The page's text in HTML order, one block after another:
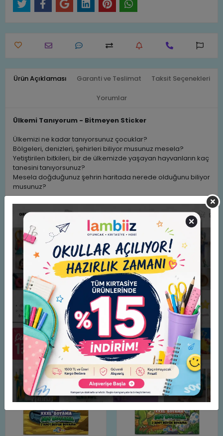
Ürün Açıklaması Garanti ve Teslimat Taksit Seçenekleri
Yorumlar
Ülkemi Tanıyorum - Bitmeyen Sticker
Ülkemizi ne kadar tanıyorsunuz çocuklar?
Bölgeleri, denizleri, şehirleri biliyor musunuz mesela?
Yetiştirilen bitkileri, bir de ülkemizde yaşayan hayvanların kaç
tanesini tanıyorsunuz?
Mesela doğduğunuz şehrin haritada nerede olduğunu biliyor
musunuz?
Dahası da var bu kitapta, Nasreddin Hoca, Hacivat Karagöz.
Hatta yunuslar, tilkiler, kediler bile var. Çünkü hepsi ülkemizde
Bu kitapla hem ülkemizi tanıyacak hem de stickerlarla
eğlenceli vakit geçireceksiniz.
Hazırlayan: Erdi Doğan
Yaynevi: Bcrk Çocuk Yayınları
Benzer Ürünler